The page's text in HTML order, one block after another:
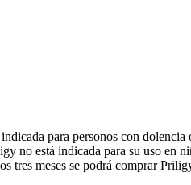
para personos con
no está indicada para su uso en
tres meses se podrá comprar